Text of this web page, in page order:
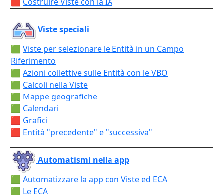
Viste speciali
🟩 Viste per selezionare le Entità in un Campo
Riferimento
🟩 Azioni collettive sulle Entità con le VBO
🟩 Calcoli nella Viste
🟩 Mappe geografiche
🟩 Calendari
🟥 Grafici
🟥 Entità "precedente" e "successiva"
Automatismi nella app
🟩 Automatizzare la app con Viste ed ECA
🟩 Le ECA